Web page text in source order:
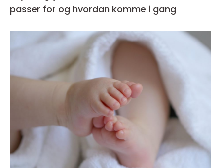
passer for og hvordan komme i gang